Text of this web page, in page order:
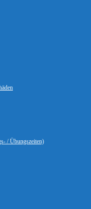
/ Übungszeiten)